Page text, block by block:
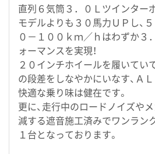
直列６気筒３．０Ｌツインター
モデルよりも３０馬力ＵＰし、
０－１００ｋｍ／ｈはわずか３
ォーマンスを実現！
２０インチホイールを履いてい
の段差をしなやかにいなす、Ａ
快適な乗り味は健在です。
更に、走行中のロードノイズや
減する遮音施工済みでワンラン
１台となっております。